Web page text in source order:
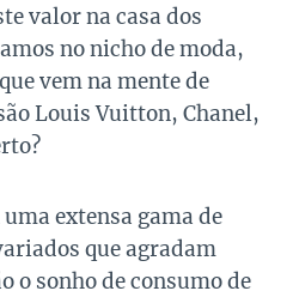
valor na casa dos
no nicho de moda,
vem na mente de
Louis Vuitton, Chanel,
extensa gama de
que agradam
o sonho de consumo de